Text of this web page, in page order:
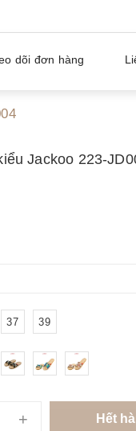
dõi đơn hàng
Jackoo 223-
37 39
+ Hết